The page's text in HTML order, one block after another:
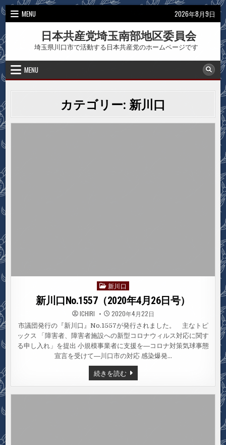
Skip
MENU 2026年8月9日
日本共産党埼玉南部地区委員会
埼玉県川口市で活動する日本共産党のホームページです
MENU
カテゴリー: 新川口
Posted
in
新川口
新川口No.1557（2020年4月26日号）
ICHIRI 2020年4月22日
市議団発行の『新川口』No.1557が発行されました。 主なトピ
ックス 「障害者、障害者施設への新型コロナウィルス対応に関す
る申し入れ」を提出 小規模事業者に支援を―コロナ対策気球事態
宣言を受けて―川口市の対応 感染爆発…
続きを読む新
川
口